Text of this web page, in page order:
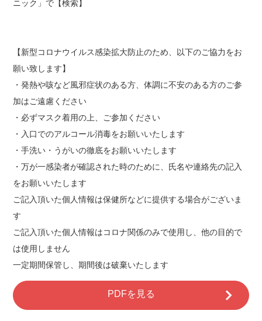
ニック」で【検索】
【新型コロナウイルス感染拡大防止のため、以下のご協力をお
願い致します】
・発熱や咳など風邪症状のある方、体調に不安のある方のご参
加はご遠慮ください
・必ずマスク着用の上、ご参加ください
・入口でのアルコール消毒をお願いいたします
・手洗い・うがいの徹底をお願いいたします
・万が一感染者が確認された時のために、氏名や連絡先の記入
をお願いいたします
ご記入頂いた個人情報は保健所などに提供する場合がございま
す
ご記入頂いた個人情報はコロナ関係のみで使用し、他の目的で
は使用しません
一定期間保管し、期間後は破棄いたします
PDFを見る